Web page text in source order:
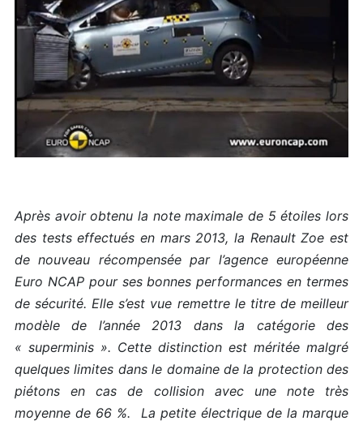
Après avoir obtenu la note maximale de 5 étoiles lors
des tests effectués en mars 2013, la Renault Zoe est
de nouveau récompensée par l’agence européenne
Euro NCAP pour ses bonnes performances en termes
de sécurité. Elle s’est vue remettre le titre de meilleur
modèle de l’année 2013 dans la catégorie des
« superminis ». Cette distinction est méritée malgré
quelques limites dans le domaine de la protection des
piétons en cas de collision avec une note très
moyenne de 66 %. La petite électrique de la marque